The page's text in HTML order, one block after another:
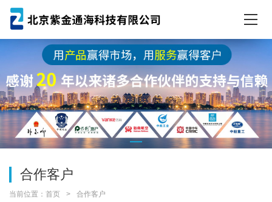
合作客户
当前位置： 首页 合作客户